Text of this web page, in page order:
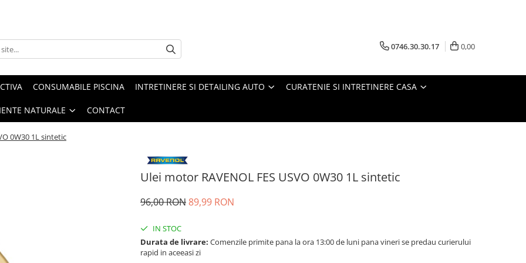
0746.30.30.17 0,00
CONSUMABILE PISCINA INTRETINERE SI DETAILING AUTO CURATENIE SI INTRETINERE CASA
NATURALE CONTACT
0W30 1L sintetic
Ulei motor RAVENOL FES USVO 0W30 1L sintetic
96,00 RON89,99 RON
IN STOC
Durata de livrare: Comenzile primite pana la ora 13:00 de luni pana vineri se predau curierului
rapid in aceeasi zi